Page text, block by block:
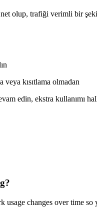
olup, trafiği verimli bir
veya kısıtlama olmadan
edin, ekstra kullanımı
changes over time